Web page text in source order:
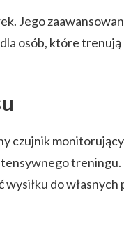
Jego
osób, które
czujnik
do